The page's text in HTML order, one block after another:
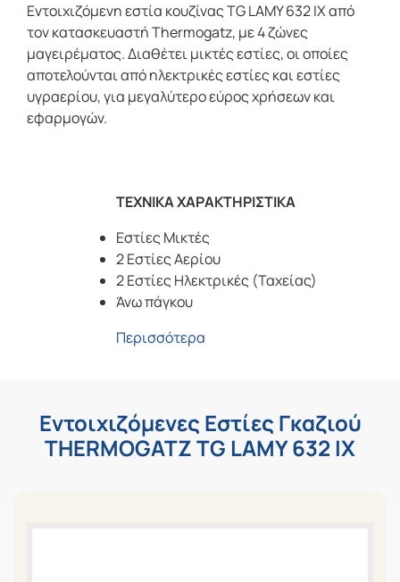
Εντοιχιζόμενη εστία κουζίνας TG LAMY 632 IX από
τον κατασκευαστή Thermogatz, με 4 ζώνες
μαγειρέματος. Διαθέτει μικτές εστίες, οι οποίες
αποτελούνται από ηλεκτρικές εστίες και εστίες
υγραερίου, για μεγαλύτερο εύρος χρήσεων και
εφαρμογών.
ΤΕΧΝΙΚΑ ΧΑΡΑΚΤΗΡΙΣΤΙΚΑ
Εστίες Μικτές
2 Εστίες Αερίου
2 Εστίες Ηλεκτρικές (Ταχείας)
Άνω πάγκου
Περισσότερα
Εντοιχιζόμενες Εστίες Γκαζιού
THERMOGATZ TG LAMY 632 IX